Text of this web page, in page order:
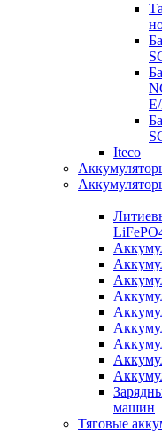
Iteco
машин
Тяговые